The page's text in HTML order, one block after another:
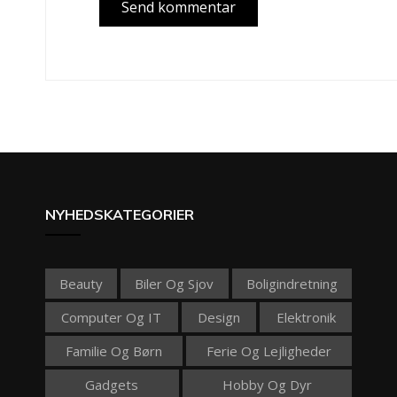
NYHEDSKATEGORIER
Beauty Biler Og Sjov
Boligindretning
Computer Og IT
Design
Elektronik
Familie Og Børn
Ferie Og Lejligheder
Gadgets
Hobby Og Dyr